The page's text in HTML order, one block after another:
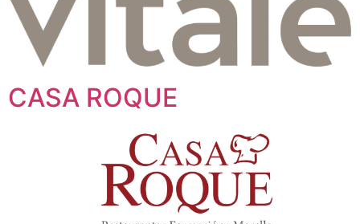
CASA ROQUE